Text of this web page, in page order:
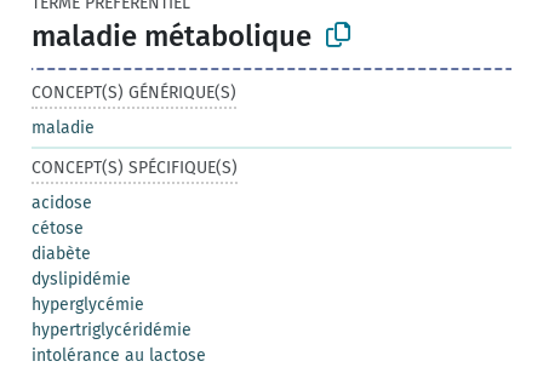
maladie métabolique
CONCEPT(S) GÉNÉRIQUE(S)
maladie
CONCEPT(S) SPÉCIFIQUE(S)
acidose
cétose
diabète
dyslipidémie
hyperglycémie
hypertriglycéridémie
intolérance au lactose